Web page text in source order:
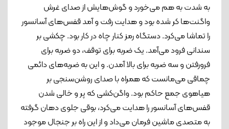
به شدت به هم می‌خورد و گوش‌هایش از صدای غرش
واگنت‌ها کر شده بود و هدایت رفت و آمد قفس‌های آسانسور
را تماشا می‌کرد. دستگاه رمز کنار چاه در کار بود. چکشی بر
سندانی فرود می‌آمد. یک ضربه برای توقف، دو ضربه برای
فرورفتن و سه ضربه برای بالا آمدن. و این به ضربه‌های دائمی
چماقی می‌مانست که همراه با صدای روشن‌سنجی بر
هیاهوی جمع حاکم بود. واگن‌کشی که پر و خالی شدن
قفس‌های آسانسور را هدایت می‌کرد، بوقی جلوی دهان گرفته
به متصدی ماشین فرمان می‌داد و از این راه بر جنجال موجود